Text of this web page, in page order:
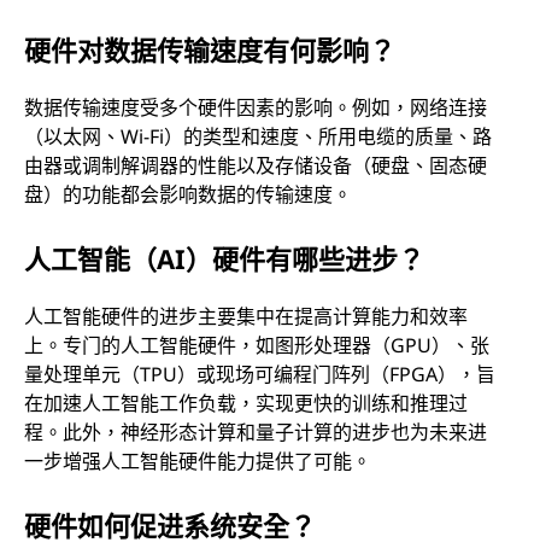
硬件对数据传输速度有何影响？
数据传输速度受多个硬件因素的影响。例如，网络连接
（以太网、Wi-Fi）的类型和速度、所用电缆的质量、路
由器或调制解调器的性能以及存储设备（硬盘、固态硬
盘）的功能都会影响数据的传输速度。
人工智能（AI）硬件有哪些进步？
人工智能硬件的进步主要集中在提高计算能力和效率
上。专门的人工智能硬件，如图形处理器（GPU）、张
量处理单元（TPU）或现场可编程门阵列（FPGA），旨
在加速人工智能工作负载，实现更快的训练和推理过
程。此外，神经形态计算和量子计算的进步也为未来进
一步增强人工智能硬件能力提供了可能。
硬件如何促进系统安全？